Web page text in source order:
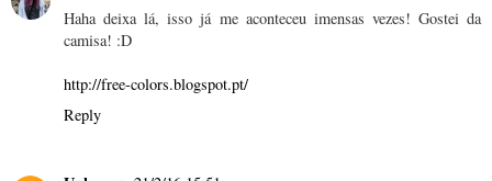
Haha deixa lá, isso já me aconteceu imensas vezes! Gostei da
camisa! :D
http://free-colors.blogspot.pt/
Reply